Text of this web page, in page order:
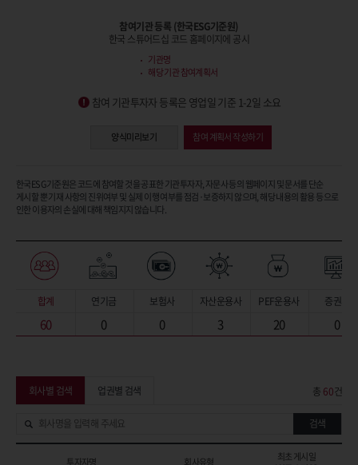
참여기관 등록 (한국ESG기준원)
한국 스튜어드십 코드 홈페이지에 공시
기관명
해당 기관 참여계획서
참여 기관투자자 등록은 영업일 기준 1-2일 소요
양식미리보기 참여 계획서 작성하기
한국ESG기준원은 코드에 참여할 것을 공표한 기관투자자, 자문사 등의 웹페이지 및 문서를 단순
게시할 뿐 기재 사항의 진위여부 및 실제 이행 여부를 점검·보증하지 않으며, 해당 내용의 활용 등으로
인한 이용자의 손실에 대해 책임지지 않습니다.
합계
60
연기금
0
보험사
0
자산운용사
3
PEF운용사
20
증권사
0
회사별 검색 업권별 검색 총 60건
검색
투자자명 회사유형
최초 게시일